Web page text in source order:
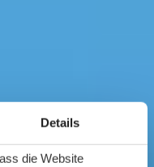
Details
die Website